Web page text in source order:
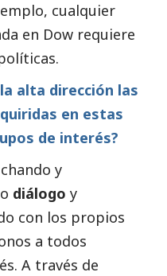
cualquier
en Dow requiere
alta dirección las
en estas
de interés?
y
diálogo y
con los propios
a todos
A través de